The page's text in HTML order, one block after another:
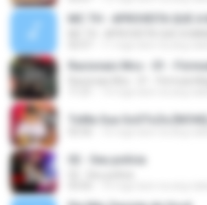
ToMa Sua GoSToZa
02 - Seu polícia